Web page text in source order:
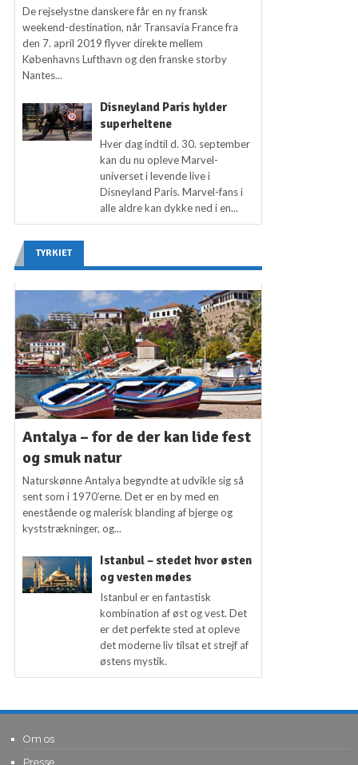
De rejselystne danskere får en ny fransk
weekend-destination, når Transavia France fra
den 7. april 2019 flyver direkte mellem
Københavns Lufthavn og den franske storby
Nantes...
Disneyland Paris hylder
superheltene
Hver dag indtil d. 30. september
kan du nu opleve Marvel-
universet i levende live i
Disneyland Paris. Marvel-fans i
alle aldre kan dykke ned i en...
TYRKIET
Antalya – for de der kan lide fest
og smuk natur
Naturskønne Antalya begyndte at udvikle sig så
sent som i 1970’erne. Det er en by med en
enestående og malerisk blanding af bjerge og
kyststrækninger, og...
Istanbul – stedet hvor østen
og vesten mødes
Istanbul er en fantastisk
kombination af øst og vest. Det
er det perfekte sted at opleve
det moderne liv tilsat et strejf af
østens mystik.
Om os
Presse